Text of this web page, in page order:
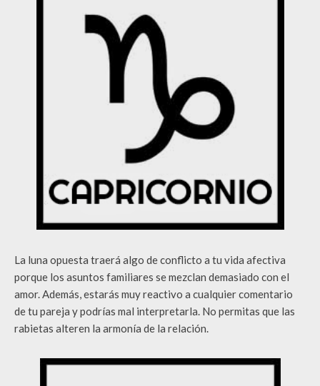
La luna opuesta traerá algo de conflicto a tu vida afectiva
porque los asuntos familiares se mezclan demasiado con el
amor. Además, estarás muy reactivo a cualquier comentario
de tu pareja y podrías mal interpretarla. No permitas que las
rabietas alteren la armonía de la relación.